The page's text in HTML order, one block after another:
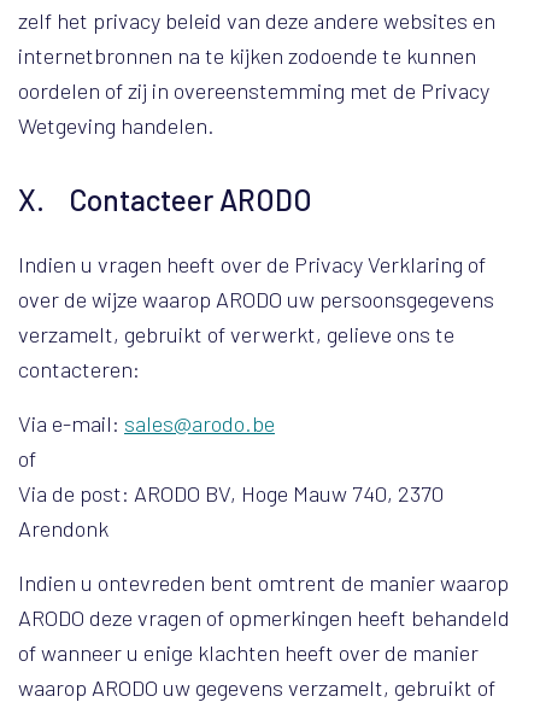
zelf het privacy beleid van deze andere websites en
internetbronnen na te kijken zodoende te kunnen
oordelen of zij in overeenstemming met de Privacy
Wetgeving handelen.
X. Contacteer ARODO
Indien u vragen heeft over de Privacy Verklaring of
over de wijze waarop ARODO uw persoonsgegevens
verzamelt, gebruikt of verwerkt, gelieve ons te
contacteren:
Via e-mail: sales@arodo.be
of
Via de post: ARODO BV, Hoge Mauw 740, 2370
Arendonk
Indien u ontevreden bent omtrent de manier waarop
ARODO deze vragen of opmerkingen heeft behandeld
of wanneer u enige klachten heeft over de manier
waarop ARODO uw gegevens verzamelt, gebruikt of